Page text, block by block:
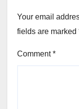
Your email
fields are marked
Comment*